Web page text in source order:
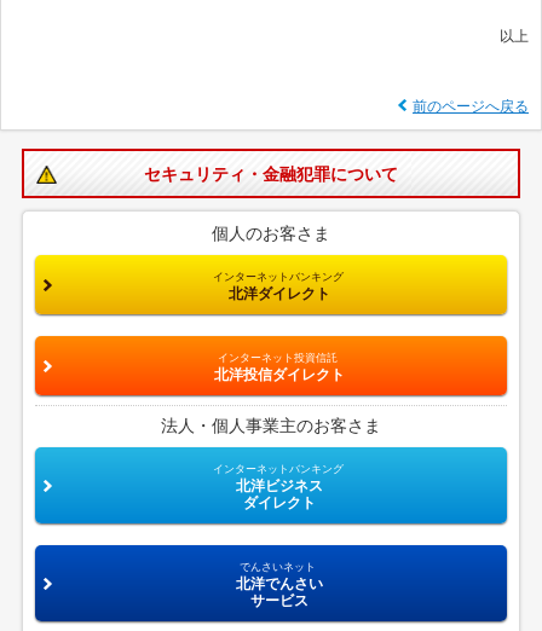
以上
前のページへ戻る
セキュリティ・金融犯罪について
個人のお客さま
インターネットバンキング
北洋ダイレクト
インターネット投資信託
北洋投信ダイレクト
法人・個人事業主のお客さま
インターネットバンキング
北洋ビジネス
ダイレクト
でんさいネット
北洋でんさい
サービス